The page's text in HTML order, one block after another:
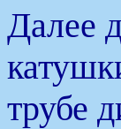
Далее
трубе